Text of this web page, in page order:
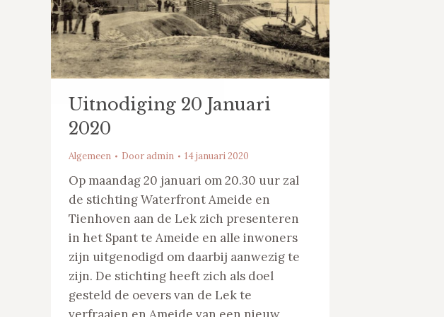
Uitnodiging 20 Januari
2020
Algemeen Dooradmin 14 januari 2020
Op maandag 20 januari om 20.30 uur zal
de stichting Waterfront Ameide en
Tienhoven aan de Lek zich presenteren
in het Spant te Ameide en alle inwoners
zijn uitgenodigd om daarbij aanwezig te
zijn. De stichting heeft zich als doel
gesteld de oevers van de Lek te